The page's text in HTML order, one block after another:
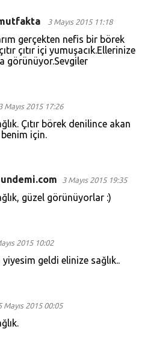
3 Mayıs 2015 11:18
gerçekten nefis bir börek
çıtır içi yumuşacık.Ellerinize
görünüyor.Sevgiler
3 Mayıs 2015 17:26
Çıtır börek denilince akan
için.
3 Mayıs 2015 19:35
güzel görünüyorlar :)
2015 10:02
yiyesim geldi elinize sağlık..
5 Mayıs 2015 00:05